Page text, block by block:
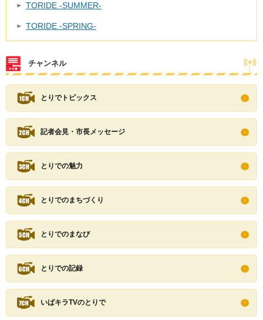
TORIDE -SUMMER-
TORIDE -SPRING-
チャンネル
とりでトピックス
記者会見・市長メッセージ
とりでの魅力
とりでのまちづくり
とりでのまなび
とりでの記録
いばキラTVのとりで